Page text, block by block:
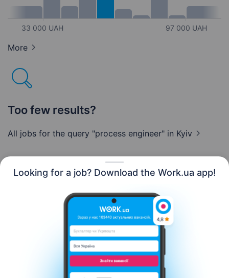
Looking for a job? Download the Work.ua app!
33 000 UAH 97 000 UAH
More
Too few results?
All jobs for the query "process engineer" in Kyiv
Contact us About us Сareer